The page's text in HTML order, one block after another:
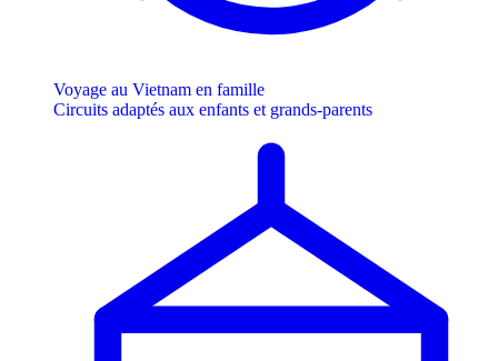
Voyage au Vietnam en famille
Circuits adaptés aux enfants et grands-parents